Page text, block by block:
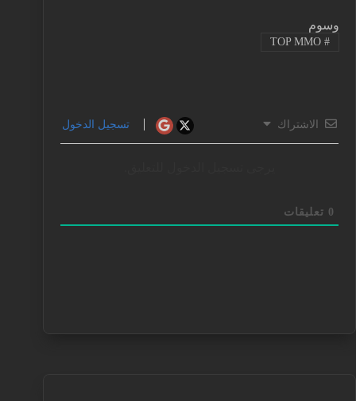
وسوم
#
TOP MMO
الاشتراك تسجيل الدخول
0 تعليقات